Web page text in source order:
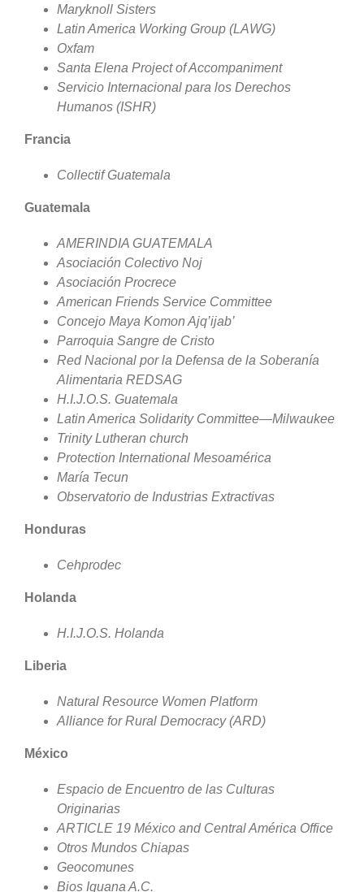
Maryknoll Sisters
Latin America Working Group (LAWG)
Oxfam
Santa Elena Project of Accompaniment
Servicio Internacional para los Derechos
Humanos (ISHR)
Francia
Collectif Guatemala
Guatemala
AMERINDIA GUATEMALA
Asociación Colectivo Noj
Asociación Procrece
American Friends Service Committee
Concejo Maya Komon Ajq’ijab’
Parroquia Sangre de Cristo
Red Nacional por la Defensa de la Soberanía
Alimentaria REDSAG
H.I.J.O.S. Guatemala
Latin America Solidarity Committee—Milwaukee
Trinity Lutheran church
Protection International Mesoamérica
María Tecun
Observatorio de Industrias Extractivas
Honduras
Cehprodec
Holanda
H.I.J.O.S. Holanda
Liberia
Natural Resource Women Platform
Alliance for Rural Democracy (ARD)
México
Espacio de Encuentro de las Culturas
Originarias
ARTICLE 19 México and Central América Office
Otros Mundos Chiapas
Geocomunes
Bios Iguana A.C.